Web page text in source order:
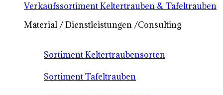
Verkaufssortiment Keltertrauben & Tafeltrauben
Material / Dienstleistungen /Consulting
Sortiment Keltertraubensorten
Sortiment Tafeltrauben